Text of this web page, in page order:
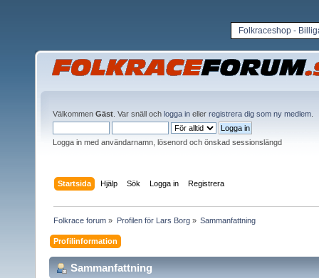
Folkraceshop -
Välkommen Gäst . Var snäll och logga in eller registrera dig som ny medlem
Logga in med användarnamn, lösenord och önskad sessionslängd
Startsida Hjälp Sök Logga in Registrera
Folkrace forum » Profilen för Lars Borg» Sammanfattning
Profilinformation
Sammanfattning